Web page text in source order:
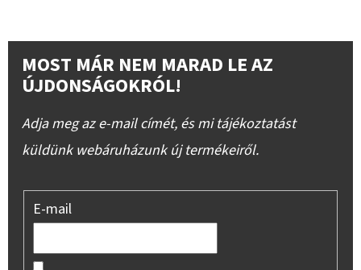
MOST MÁR NEM MARAD LE AZ
ÚJDONSÁGOKRÓL!
Adja meg az e-mail címét, és mi tájékoztatást
küldünk webáruházunk új termékeiről.
E-mail